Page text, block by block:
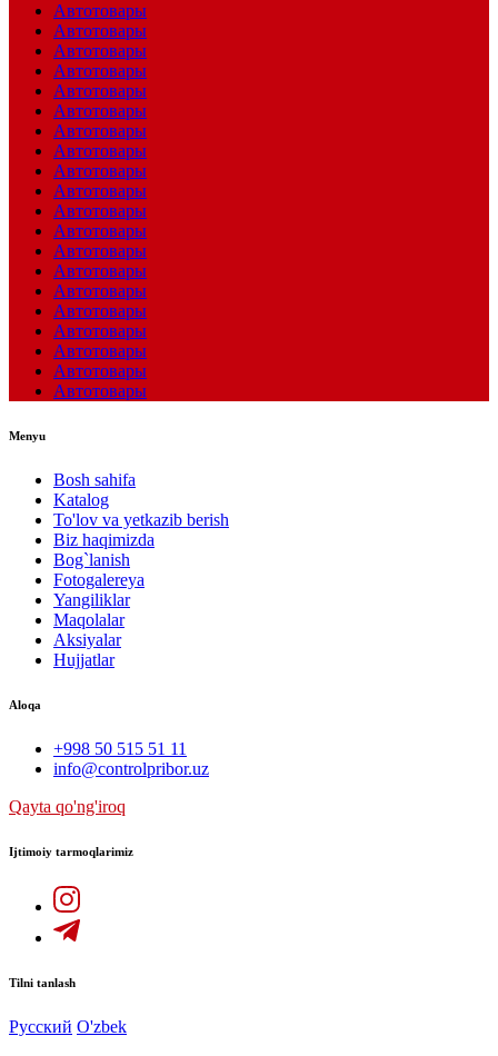
Автотовары
Автотовары
Автотовары
Автотовары
Автотовары
Автотовары
Автотовары
Автотовары
Автотовары
Автотовары
Автотовары
Автотовары
Автотовары
Автотовары
Автотовары
Автотовары
Автотовары
Автотовары
Автотовары
Автотовары
Menyu
Bosh sahifa
Katalog
To'lov va yetkazib berish
Biz haqimizda
Bog`lanish
Fotogalereya
Yangiliklar
Maqolalar
Aksiyalar
Hujjatlar
Aloqa
+998 50 515 51 11
info@controlpribor.uz
Qayta qo'ng'iroq
Ijtimoiy tarmoqlarimiz
Tilni tanlash
Русский O'zbek